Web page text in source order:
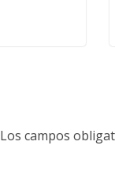
Los campos